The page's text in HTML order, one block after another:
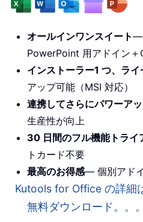
オールインワンスイート—
PowerPoint 用アドイン
インストーラー1 つ、ライ
アップ可能（MSI 対応）
連携してさらにパワーア
生産性が向上
30 日間のフル機能トライ
トカード不要
最高のお得感— 個別アド
Kutools for Office の詳細
無料ダウンロード。。。